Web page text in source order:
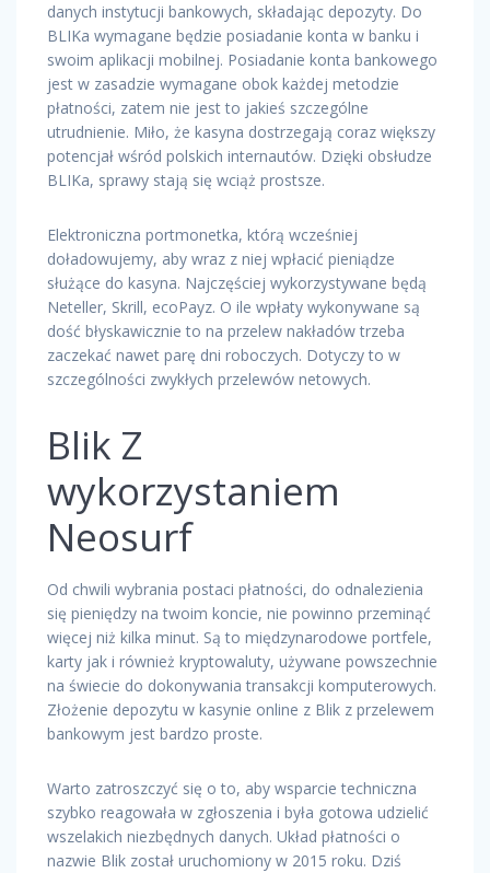
danych instytucji bankowych, składając depozyty. Do
BLIKa wymagane będzie posiadanie konta w banku i
swoim aplikacji mobilnej. Posiadanie konta bankowego
jest w zasadzie wymagane obok każdej metodzie
płatności, zatem nie jest to jakieś szczególne
utrudnienie. Miło, że kasyna dostrzegają coraz większy
potencjał wśród polskich internautów. Dzięki obsłudze
BLIKa, sprawy stają się wciąż prostsze.
Elektroniczna portmonetka, którą wcześniej
doładowujemy, aby wraz z niej wpłacić pieniądze
służące do kasyna. Najczęściej wykorzystywane będą
Neteller, Skrill, ecoPayz. O ile wpłaty wykonywane są
dość błyskawicznie to na przelew nakładów trzeba
zaczekać nawet parę dni roboczych. Dotyczy to w
szczególności zwykłych przelewów netowych.
Blik Z
wykorzystaniem
Neosurf
Od chwili wybrania postaci płatności, do odnalezienia
się pieniędzy na twoim koncie, nie powinno przeminąć
więcej niż kilka minut. Są to międzynarodowe portfele,
karty jak i również kryptowaluty, używane powszechnie
na świecie do dokonywania transakcji komputerowych.
Złożenie depozytu w kasynie online z Blik z przelewem
bankowym jest bardzo proste.
Warto zatroszczyć się o to, aby wsparcie techniczna
szybko reagowała w zgłoszenia i była gotowa udzielić
wszelakich niezbędnych danych. Układ płatności o
nazwie Blik został uruchomiony w 2015 roku. Dziś